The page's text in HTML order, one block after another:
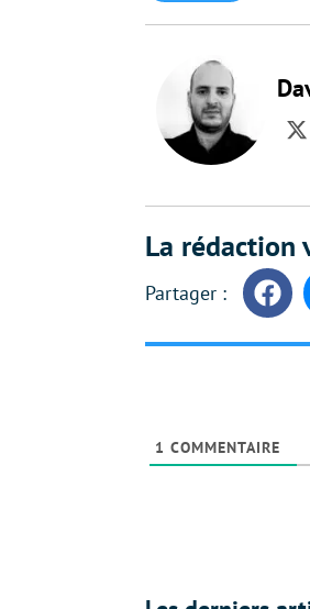
La rédaction
1 COMMENTAIRE